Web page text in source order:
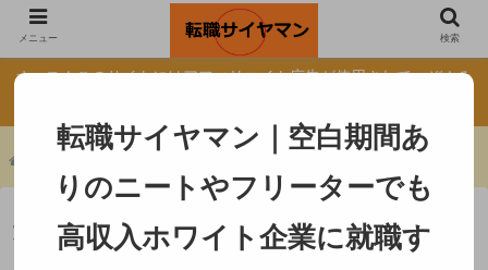
転職サイトの真実
オッス！このサイトにはアフィリエイト広告が使用されてっぞ！み
文系の転職は難しいなんて誰が決めたん
だ？
メニュー 検索
転職サイヤマン｜空白期間あ
りのニートやフリーターでも
高収入ホワイト企業に就職す